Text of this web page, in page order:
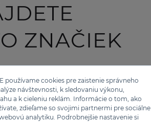
používame cookies pre zaistenie správneho
návštevnosti, k sledovaniu výkonu,
a k cieleniu reklám. Informácie o tom, ako
zdieľame so svojimi partnermi pre sociálne
analytiku. Podrobnejšie nastavenie si
ZNAČIEK